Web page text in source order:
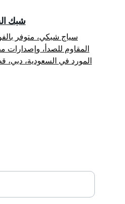
سياج شبكي، متوفر
المورد في السعودية، دبي،
شبك